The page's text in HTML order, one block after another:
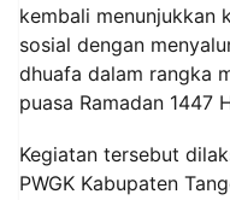
kembali menunjukkan
sosial dengan
dhuafa dalam rangka
puasa Ramadan 1447
Kegiatan tersebut
PWGK Kabupaten